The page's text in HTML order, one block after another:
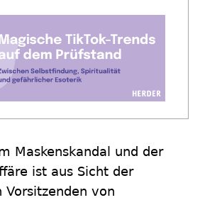
Maskenskandal und der
ist aus Sicht der
von